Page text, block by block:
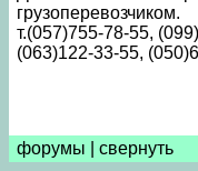
грузоперевозчиком.
т.(057)755-78-55,
(063)122-33-55,
форумы свернуть